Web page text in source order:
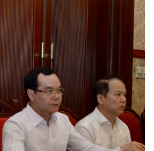
Giá vàng
Tiêu dùng
Tỷ giá
Chứng khoán
Giá cà phê